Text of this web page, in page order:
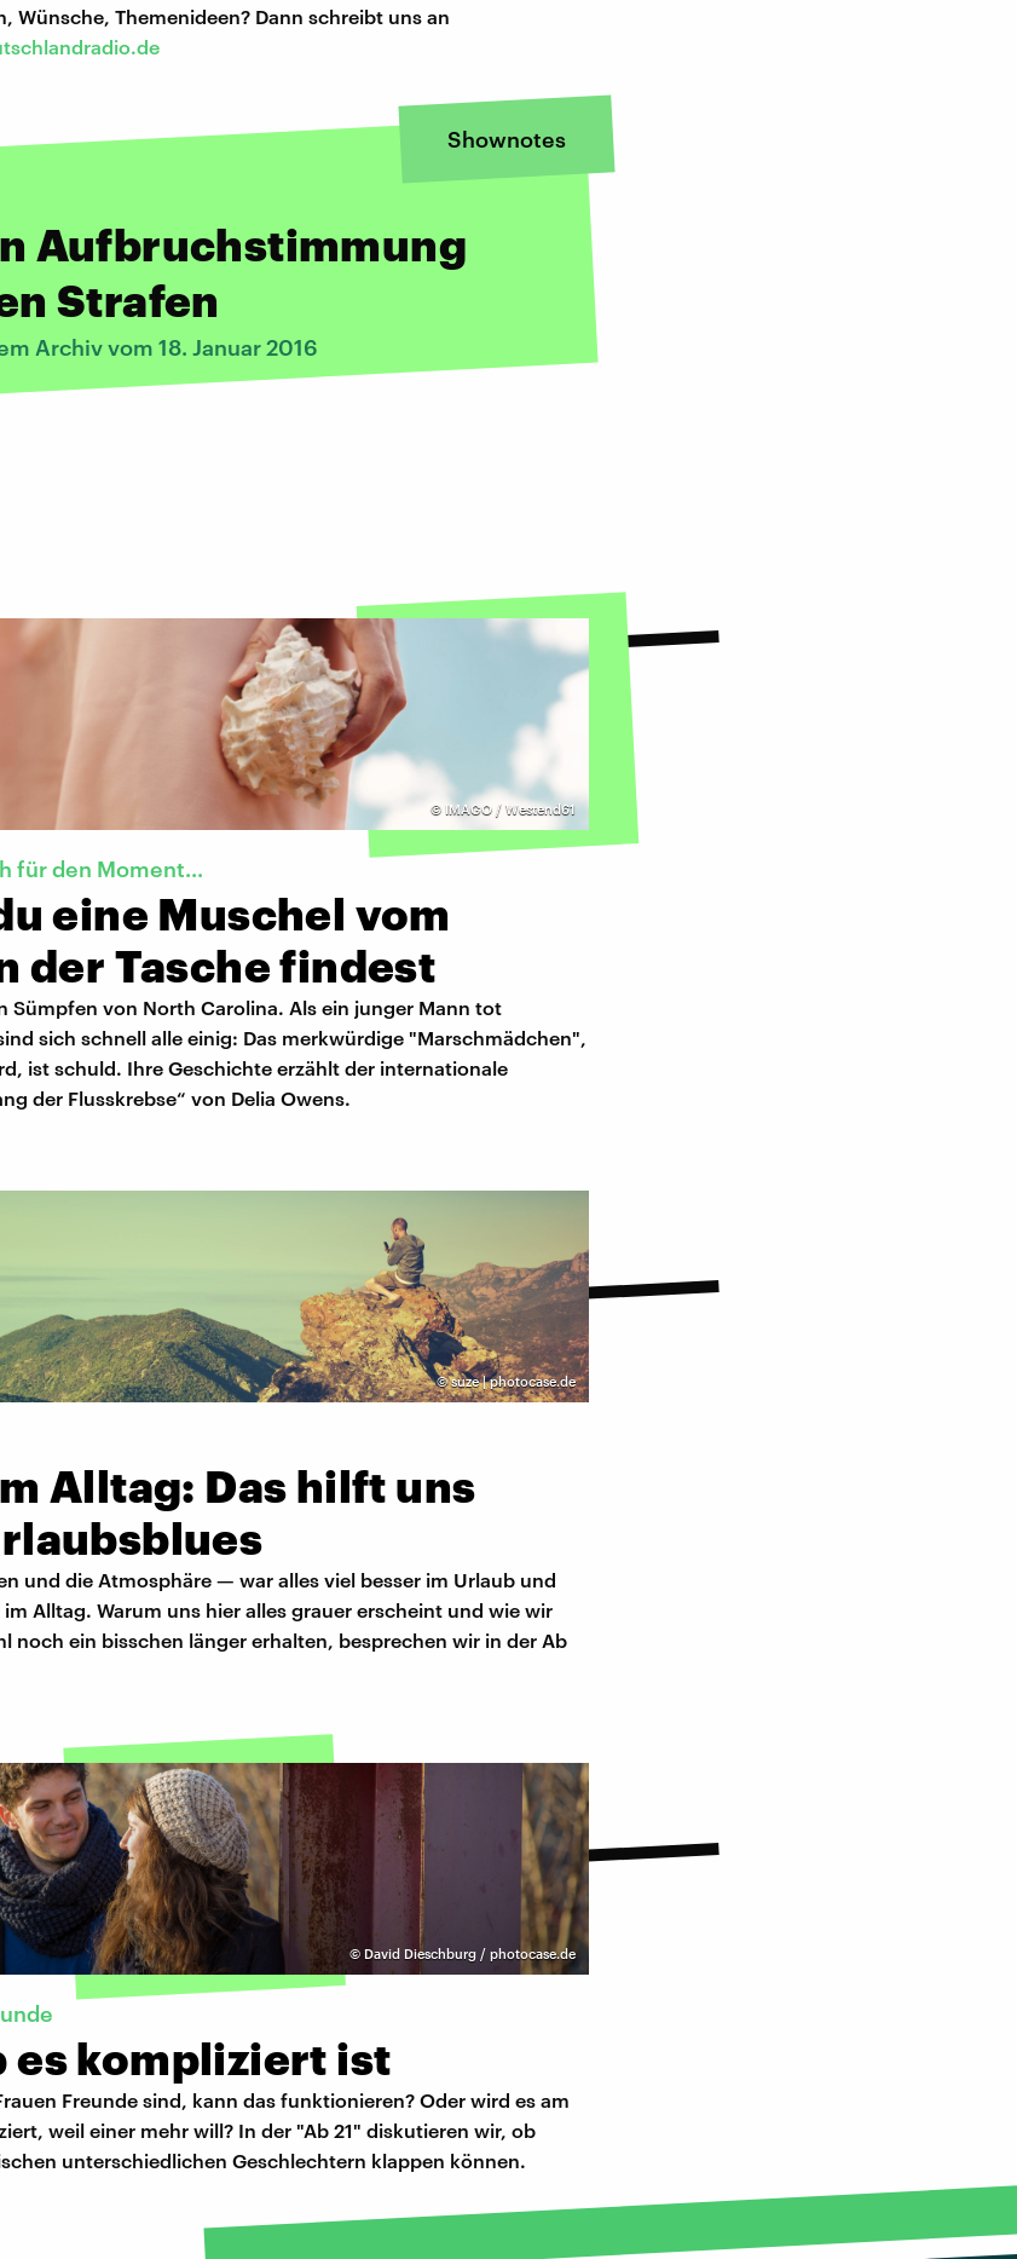
Wünsche, Themenideen? Dann schreibt uns an
Shownotes
Aufbruchstimmung
Strafen
Archiv vom 18. Januar 2016
© IMAGO / Westend61
für den Moment...
eine Muschel vom
der Tasche findest
Sümpfen von North Carolina. Als ein junger Mann tot
sich schnell alle einig: Das merkwürdige "Marschmädchen",
ist schuld. Ihre Geschichte erzählt der internationale
der Flusskrebse“ von Delia Owens.
©suze | photocase.de
Alltag: Das hilft uns
und die Atmosphäre — war alles viel besser im Urlaub und
Alltag. Warum uns hier alles grauer erscheint und wie wir
noch ein bisschen länger erhalten, besprechen wir in der Ab
© David Dieschburg / photocase.de
es kompliziert ist
Freunde sind, kann das funktionieren? Oder wird es am
weil einer mehr will? In der "Ab 21" diskutieren wir, ob
unterschiedlichen Geschlechtern klappen können.